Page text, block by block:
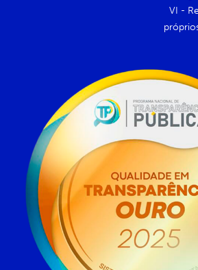
VI -